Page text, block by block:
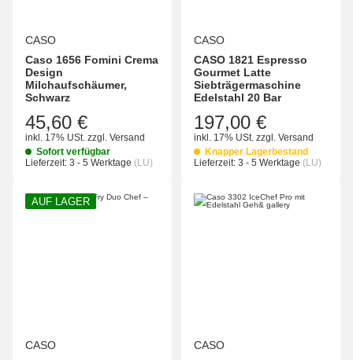
CASO
Caso ‎1656 Fomini Crema
Design
Milchaufschäumer,
Schwarz
45,60 €
inkl. 17% USt. zzgl. Versand
Sofort verfügbar
Lieferzeit: 3 - 5 Werktage (LU)
CASO
CASO 1821 Espresso
Gourmet Latte
Siebträgermaschine
Edelstahl 20 Bar
197,00 €
inkl. 17% USt. zzgl. Versand
Knapper Lagerbestand
Lieferzeit: 3 - 5 Werktage (LU)
AUF LAGER
CASO
CASO